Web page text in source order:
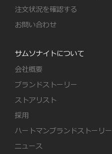
注文状況を確認する
お問い合わせ
サムソナイトについて
会社概要
ブランドストーリー
ストアリスト
採用
ハートマンブランドストーリー
ニュース